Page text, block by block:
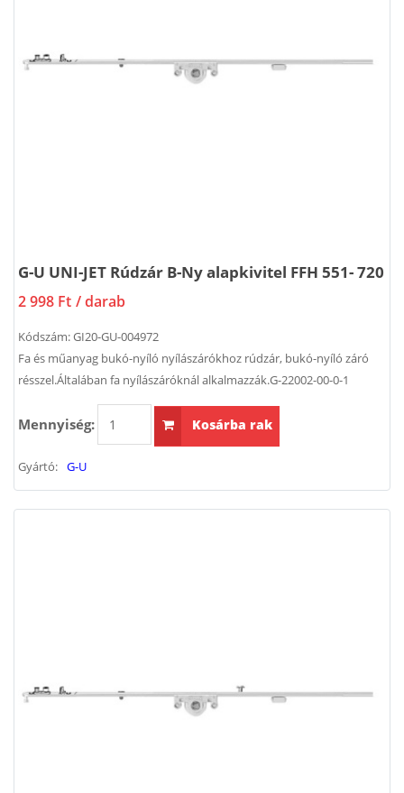
G-U UNI-JET Rúdzár B-Ny alapkivitel FFH 551- 720
2 998 Ft / darab
Kódszám:GI20-GU-004972
Fa és műanyag bukó-nyíló nyílászárókhoz rúdzár, bukó-nyíló záró
résszel.Általában fa nyílászáróknál alkalmazzák.G-22002-00-0-1
Mennyiség: Kosárba rak
Gyártó: G-U